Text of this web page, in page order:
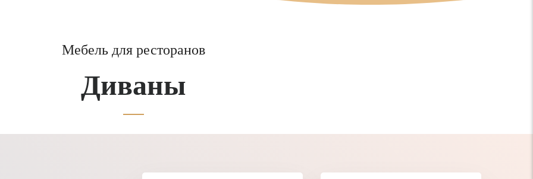
Мебель для ресторанов
Диваны